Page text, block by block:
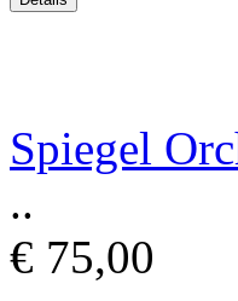
Spiegel
..
€ 75,00